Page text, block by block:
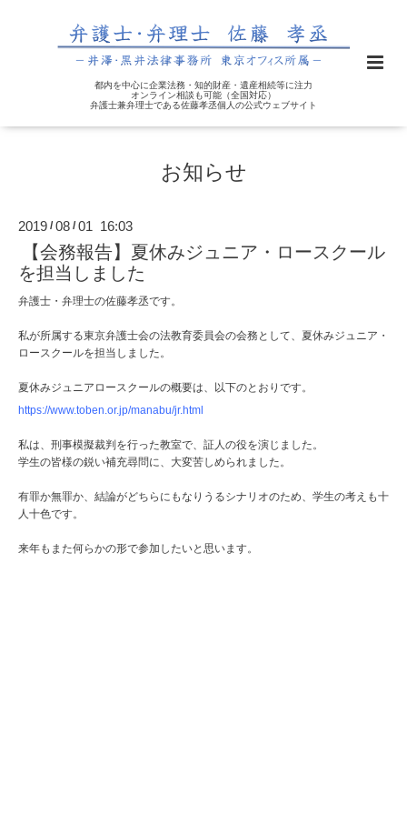
都内を中心に企業法務・知的財産・遺産相続等に注力
オンライン相談も可能（全国対応）
弁護士兼弁理士である佐藤孝丞個人の公式ウェブサイト
お知らせ
2019 /08 /01 16:03
【会務報告】夏休みジュニア・ロースクール
を担当しました
弁護士・弁理士の佐藤孝丞です。
私が所属する東京弁護士会の法教育委員会の会務として、夏休みジュニア・
ロースクールを担当しました。
夏休みジュニアロースクールの概要は、以下のとおりです。
https://www.toben.or.jp/manabu/jr.html
私は、刑事模擬裁判を行った教室で、証人の役を演じました。
学生の皆様の鋭い補充尋問に、大変苦しめられました。
有罪か無罪か、結論がどちらにもなりうるシナリオのため、学生の考えも十
人十色です。
来年もまた何らかの形で参加したいと思います。